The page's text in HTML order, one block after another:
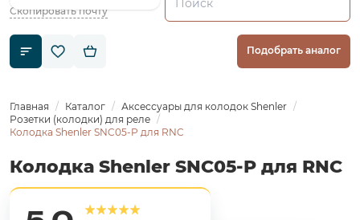
Скопировать почту
Подобрать аналог
Главная Каталог
Аксессуары для колодок Shenler
Розетки (колодки) для реле
Колодка Shenler SNC05-P для RNC
Колодка Shenler SNC05-P для RNC